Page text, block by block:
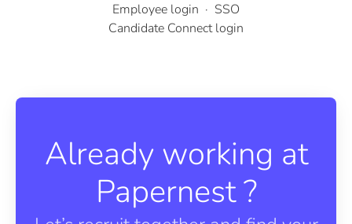
Employee login · SSO
Candidate Connect login
Already working at
Papernest ?